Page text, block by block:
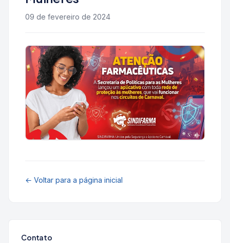
09 de fevereiro de 2024
← Voltar para a página inicial
Contato